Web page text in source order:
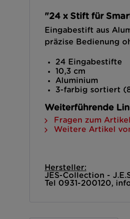
"24 x Stift für
Eingabestift aus
präzise Bedienung
24 Eingabestifte
10,3 cm
Aluminium
3-farbig sortiert
Weiterführende
Fragen zum
Weitere Artikel
Hersteller:
JES-Collection -
Tel 0931-200120,